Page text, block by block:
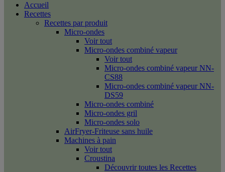
Accueil
Recettes
Recettes par produit
Micro-ondes
Voir tout
Micro-ondes combiné vapeur
Voir tout
Micro-ondes combiné vapeur NN-
CS88
Micro-ondes combiné vapeur NN-
DS59
Micro-ondes combiné
Micro-ondes gril
Micro-ondes solo
AirFryer-Friteuse sans huile
Machines à pain
Voir tout
Croustina
Découvrir toutes les Recettes